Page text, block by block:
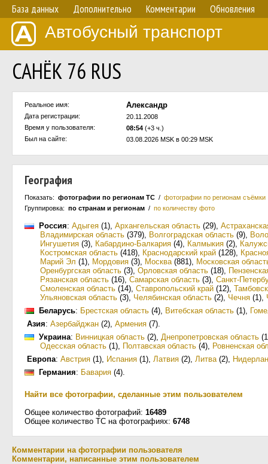
База данных Дополнительно Комментарии Обновления
Автобусный транспорт
САНЁК 76 RUS
Реальное имя: Александр
Дата регистрации:
20.11.2008
Время у пользователя:
08:54 (+3 ч.)
Был на сайте:
03.08.2026 MSK в 00:29 MSK
География
Показать: фотографии по регионам ТС / фотографии по регионам съёмки
Группировка: по странам и регионам / по количеству фото
Россия: Адыгея (1), Архангельская область (29),
Владимирская область (379), Волгоградская область (9),
Ингушетия (3), Кабардино-Балкария (4), Калмыкия (2),
Костромская область (418), Краснодарский край (128),
Марий Эл (1), Мордовия (3), Москва(881), Московская
Оренбургская область (3), Орловская область (18),
Рязанская область (16), Самарская область (3), Санкт-
Смоленская область (14), Ставропольский край (12),
Ульяновская область (3), Челябинская область (2), Чечня (1),
Беларусь: Брестская область (4), Витебская область (1),
Азия: Азербайджан (2), Армения (7).
Украина: Винницкая область (2), Днепропетровская область
Одесская область (1), Полтавская область (4), Ровненская
Европа: Австрия (1), Испания (1), Латвия (2), Литва(2),
Германия: Бавария (4).
Найти все фотографии, сделанные этим пользователем
Общее количество фотографий: 16489
Общее количество ТС на фотографиях: 6748
Комментарии на фотографии пользователя
Комментарии, написанные этим пользователем